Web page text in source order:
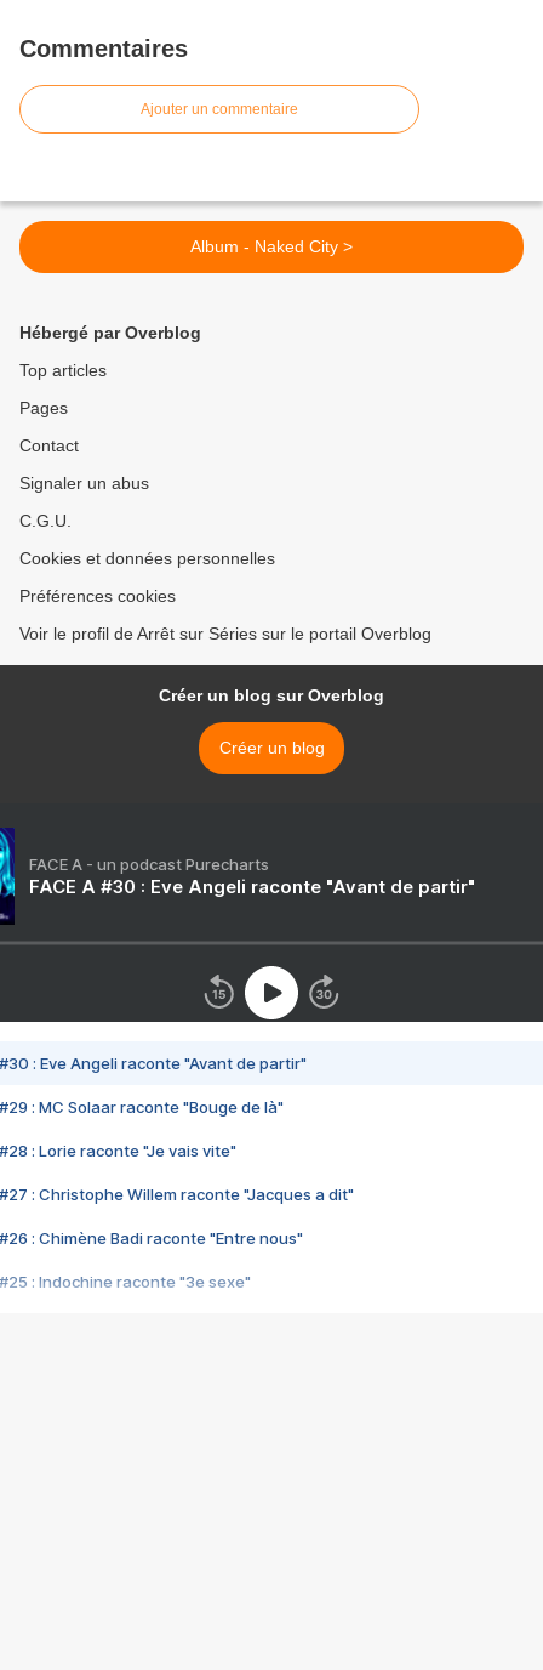
Commentaires
Ajouter un commentaire
Album - Naked City >
Hébergé par Overblog
Top articles
Pages
Contact
Signaler un abus
C.G.U.
Cookies et données personnelles
Préférences cookies
Voir le profil de Arrêt sur Séries sur le portail Overblog
Créer un blog sur Overblog
Créer un blog
FACE A - un podcast Purecharts
FACE A #30 : Eve Angeli raconte "Avant de partir"
#30 : Eve Angeli raconte "Avant de partir"
#29 : MC Solaar raconte "Bouge de là"
#28 : Lorie raconte "Je vais vite"
#27 : Christophe Willem raconte "Jacques a dit"
#26 : Chimène Badi raconte "Entre nous"
#25 : Indochine raconte "3e sexe"